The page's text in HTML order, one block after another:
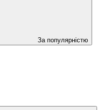
За популярністю